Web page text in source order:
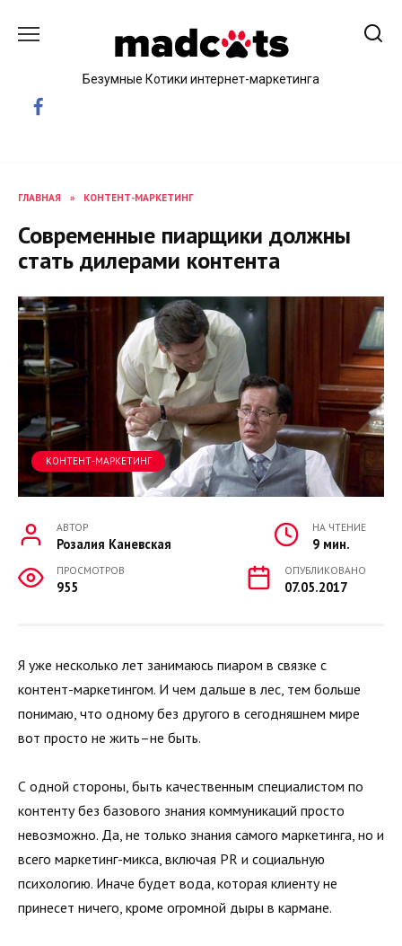
Безумные Котики интернет-маркетинга
ГЛАВНАЯ » КОНТЕНТ-МАРКЕТИНГ
Современные пиарщики должны
стать дилерами контента
КОНТЕНТ-МАРКЕТИНГ
АВТОР
Розалия Каневская
НА ЧТЕНИЕ
9 мин.
ПРОСМОТРОВ
955
ОПУБЛИКОВАНО
07.05.2017
Я уже несколько лет занимаюсь пиаром в связке с
контент-маркетингом. И чем дальше в лес, тем больше
понимаю, что одному без другого в сегодняшнем мире
вот просто не жить–не быть.
С одной стороны, быть качественным специалистом по
контенту без базового знания коммуникаций просто
невозможно. Да, не только знания самого маркетинга, но и
всего маркетинг-микса, включая PR и социальную
психологию. Иначе будет вода, которая клиенту не
принесет ничего, кроме огромной дыры в кармане.